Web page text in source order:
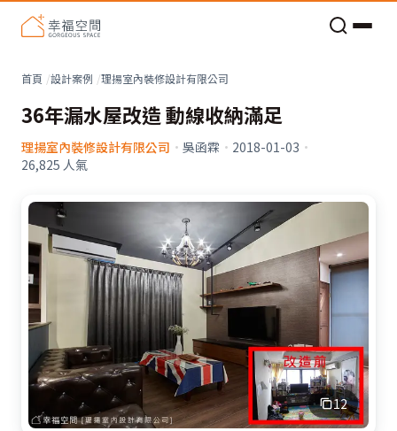
首頁 設計案例 理揚室內裝修設計有限公司
36年漏水屋改造 動線收納滿足
理揚室內裝修設計有限公司 · 吳函霖 · 2018-01-03 ·
26,825 人氣
12